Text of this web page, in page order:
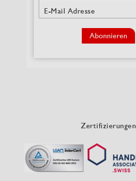
E-Mail Adresse
Abonnieren
Zertifizierungen